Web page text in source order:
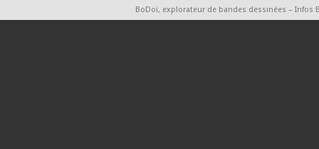
BoDoï, explorateur de bandes dessinées – Infos